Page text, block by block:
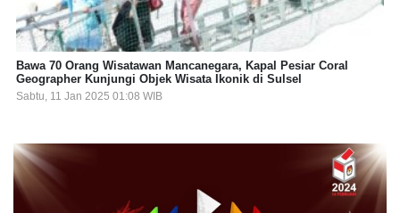
Bawa 70 Orang Wisatawan Mancanegara, Kapal Pesiar Coral
Geographer Kunjungi Objek Wisata Ikonik di Sulsel
Sabtu, 11 Jan 2025 01:08 WIB